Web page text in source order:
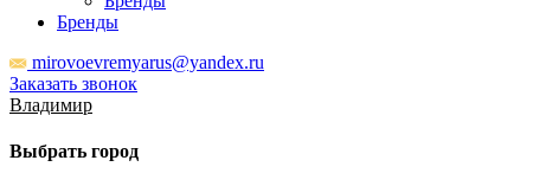
Бренды
mirovoevremyarus@yandex.ru
Заказать звонок
Владимир
Выбрать город